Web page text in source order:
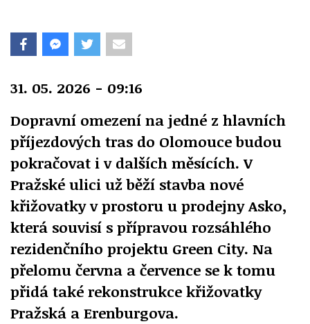
31. 05. 2026 - 09:16
Dopravní omezení na jedné z hlavních
příjezdových tras do Olomouce budou
pokračovat i v dalších měsících. V
Pražské ulici už běží stavba nové
křižovatky v prostoru u prodejny Asko,
která souvisí s přípravou rozsáhlého
rezidenčního projektu Green City. Na
přelomu června a července se k tomu
přidá také rekonstrukce křižovatky
Pražská a Erenburgova.